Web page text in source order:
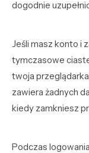
dogodnie
Jeśli masz konto i
tymczasowe
twoja
zawiera żadnych
kiedy zamkniesz
Podczas